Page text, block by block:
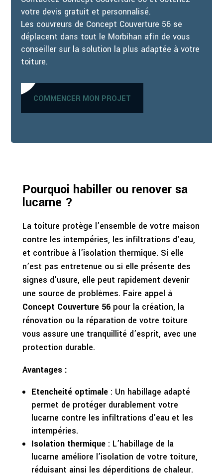
votre devis gratuit et personnalisé.
Les couvreurs de Concept Couverture 56 se
déplacent dans tout le Morbihan afin de vous
conseiller sur la solution la plus adaptée à votre
toiture.
COMMENCER MON PROJET
Pourquoi habiller ou renover sa
lucarne ?
La toiture protège l’ensemble de votre maison
contre les intempéries, les infiltrations d’eau,
et contribue à l’isolation thermique. Si elle
n’est pas entretenue ou si elle présente des
signes d’usure, elle peut rapidement devenir
une source de problèmes. Faire appel à
Concept Couverture 56pour la création, la
rénovation ou la réparation de votre toiture
vous assure une tranquillité d’esprit, avec une
protection durable.
Avantages :
Etencheité optimale: Un habillage adapté
permet de protéger durablement votre
lucarne contre les infiltrations d’eau et les
intempéries.
Isolation thermique: L’habillage de la
lucarne améliore l’isolation de votre toiture,
réduisant ainsi les déperditions de chaleur.